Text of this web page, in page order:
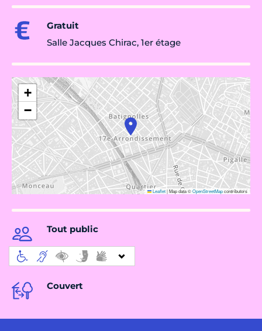
Gratuit
Salle Jacques Chirac, 1er étage
+
−
Leaflet|Map data ©OpenStreetMapcontributors
Tout public
Couvert